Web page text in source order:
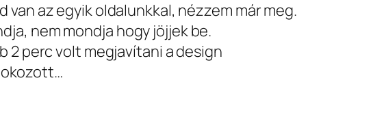
az egyik oldalunkkal, nézzem már meg.
nem mondja hogy jöjjek be.
2 perc volt megjavítani a design